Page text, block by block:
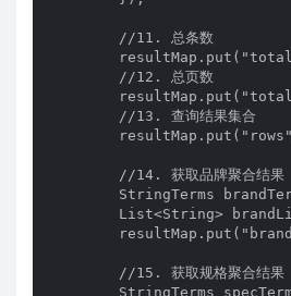
        //11. 总条数
        //12. 总页数
        //13. 查询结果集合
        //14. 获取品牌聚合结果
StringTerms
List<String>
        //15. 获取规格聚合结果
StringTerms